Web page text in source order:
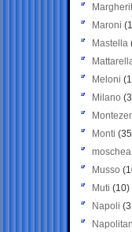
Maroni
Mastella
Meloni
Milano
Monti
moschea
Musso
Muti (10)
Napoli